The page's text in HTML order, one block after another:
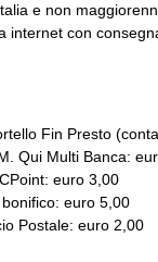
e non
internet con
Fin Presto
Qui Multi Banca:
euro 3,00
euro 5,00
Postale: euro 2,00